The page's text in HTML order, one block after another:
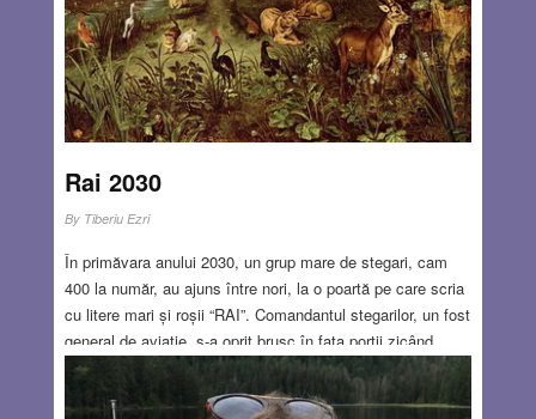
Rai 2030
By Tiberiu Ezri
În primăvara anului 2030, un grup mare de stegari, cam
400 la număr, au ajuns între nori, la o poartă pe care scria
cu litere mari și roșii “RAI”. Comandantul stegarilor, un fost
general de aviație, s-a oprit brusc în fața porții zicând
stupefiat: – Măi băieți, noi am zburat deseori printre norii
ăștia, dar niciodată nu am văzut intrarea în Rai. De fapt,